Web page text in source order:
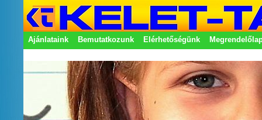
Ajánlataink Bemutatkozunk Elérhetőségünk